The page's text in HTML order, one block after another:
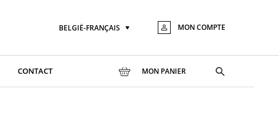
Langue
BELGIË-FRANÇAIS MON COMPTE
CONTACT MON PANIER
Toggle
search